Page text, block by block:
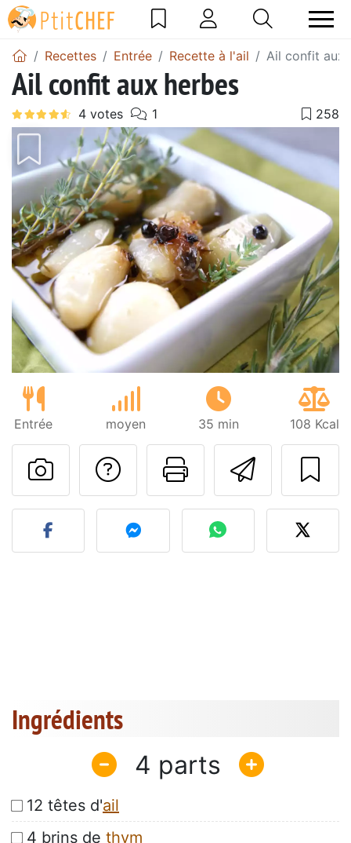
Recettes Entrée Recette à l'ail Ail confit aux
Ail confit aux herbes
Entrée moyen 35 min 108 Kcal
Imprimer
Poser une
Publier votre photo de
Ingrédients
4
12 têtes d'ail
4 brins de thym